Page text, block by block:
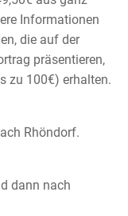
Informationen
die auf der
präsentieren,
zu 100€) erhalten.
Rhöndorf.
dann nach